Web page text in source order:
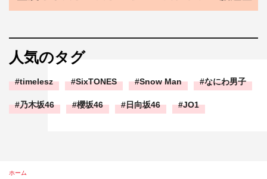
人気のタグ
timelesz SixTONES Snow Man なにわ男子
乃木坂46 櫻坂46 日向坂46 JO1
ホーム